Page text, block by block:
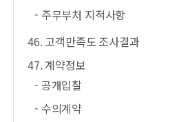
- 주무부처 지적사항
46. 고객만족도 조사결과
47. 계약정보
- 공개입찰
- 수의계약